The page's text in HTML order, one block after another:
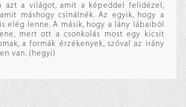
azt a világot, amit a képeddel felidézel,
máshogy csinálnék. Az egyik, hogy a
elég lenne. A másik, hogy a lány lábaiból
mert ott a csonkolás most egy kicsit
a formák érzékenyek, szóval az irány
van. (hegyi)